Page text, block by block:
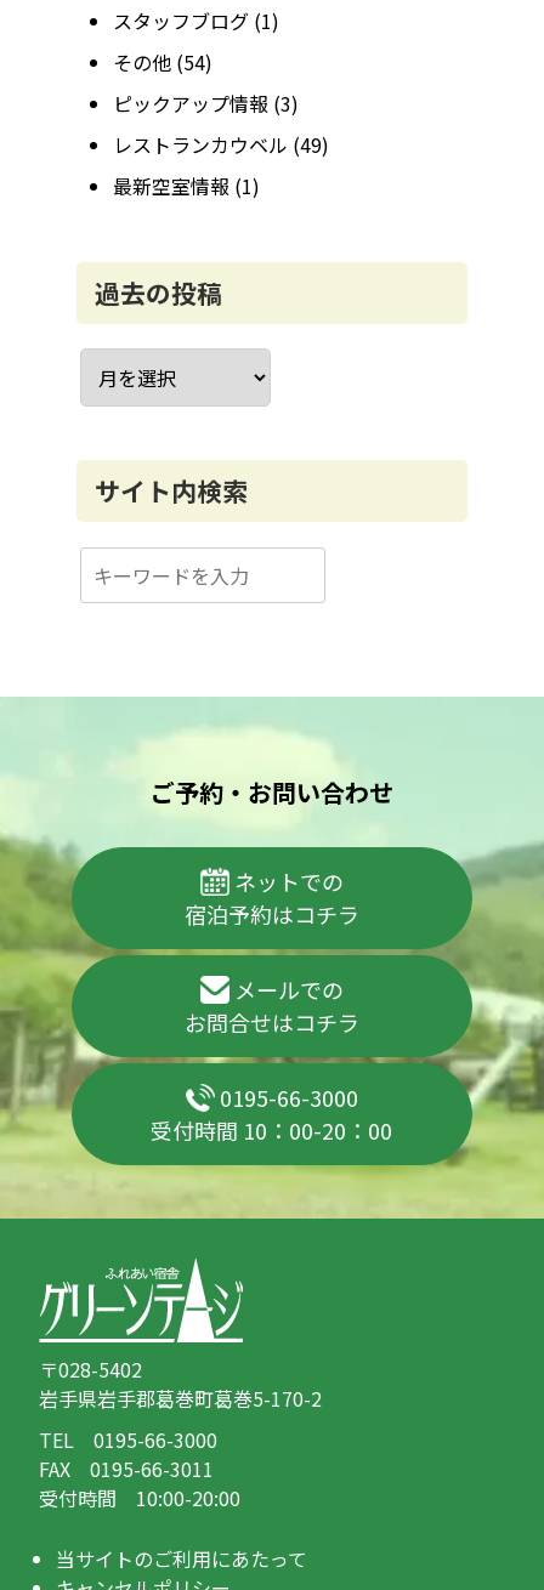
スタッフブログ(1)
その他(54)
ピックアップ情報 (3)
レストランカウベル (49)
最新空室情報 (1)
過去の投稿
ア
カ
サイト内検索
検
ご予約・お問い合わせ
ネットでの
宿泊予約はコチラ
メールでの
お問合せはコチラ
0195-66-3000
受付時間 10：00-20：00
〒028-5402
岩手県岩手郡葛巻町葛巻5-170-2
TEL 0195-66-3000
FAX 0195-66-3011
受付時間 10:00-20:00
当サイトのご利用にあたって